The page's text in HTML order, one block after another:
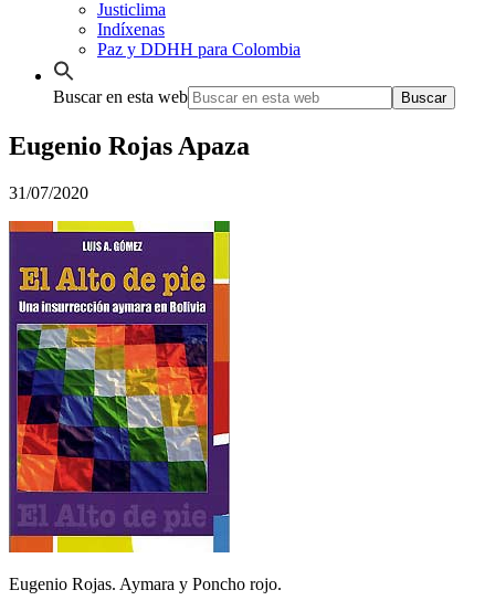
Justiclima
Indíxenas
Paz y DDHH para Colombia
Buscar en esta web
Eugenio Rojas Apaza
31/07/2020
Eugenio Rojas. Aymara y Poncho rojo.